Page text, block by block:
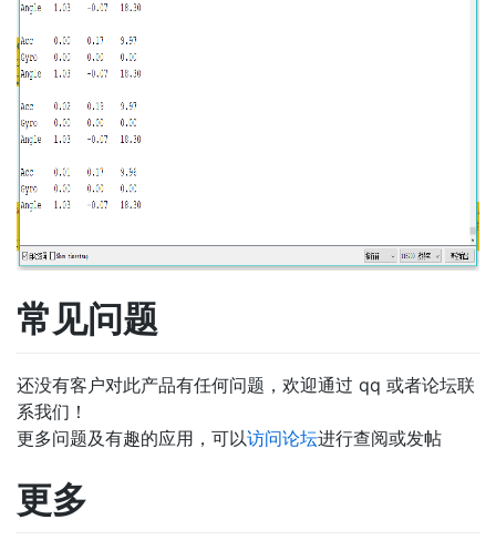
常见问题
还没有客户对此产品有任何问题，欢迎通过 qq 或者论坛联
系我们！
更多问题及有趣的应用，可以访问论坛进行查阅或发帖
更多